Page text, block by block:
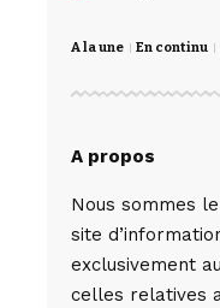
A la une En continu
A propos
Nous sommes
site
exclusivement
celles relatives